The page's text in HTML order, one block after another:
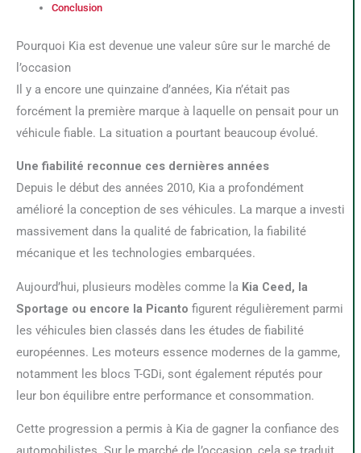
Conclusion
Pourquoi Kia est devenue une valeur sûre sur le marché de
l’occasion
Il y a encore une quinzaine d’années, Kia n’était pas
forcément la première marque à laquelle on pensait pour un
véhicule fiable. La situation a pourtant beaucoup évolué.
Une fiabilité reconnue ces dernières années
Depuis le début des années 2010, Kia a profondément
amélioré la conception de ses véhicules. La marque a investi
massivement dans la qualité de fabrication, la fiabilité
mécanique et les technologies embarquées.
Aujourd’hui, plusieurs modèles comme la Kia Ceed, la
Sportage ou encore la Picanto figurent régulièrement parmi
les véhicules bien classés dans les études de fiabilité
européennes. Les moteurs essence modernes de la gamme,
notamment les blocs T-GDi, sont également réputés pour
leur bon équilibre entre performance et consommation.
Cette progression a permis à Kia de gagner la confiance des